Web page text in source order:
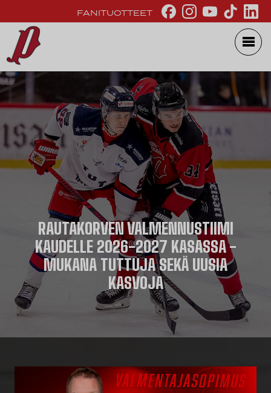
FANITUOTTEET
RAUTAKORVEN VALMENNUSTIIMI
KAUDELLE 2026-2027 KASASSA -
MUKANA TUTTUJA SEKÄ UUSIA
KASVOJA